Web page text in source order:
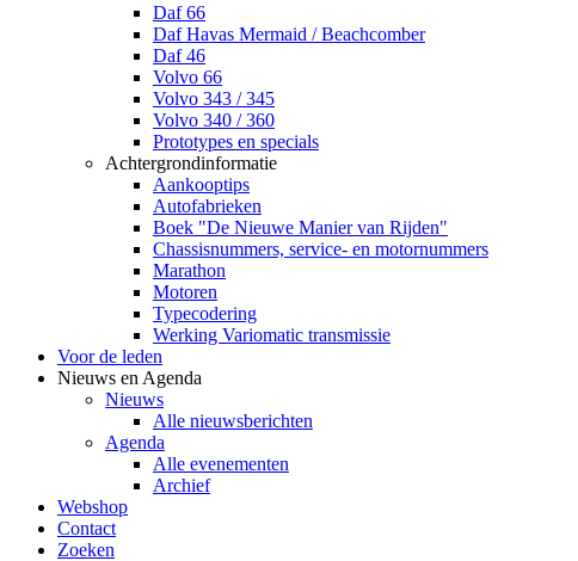
Daf 66
Daf Havas Mermaid / Beachcomber
Daf 46
Volvo 66
Volvo 343 / 345
Volvo 340 / 360
Prototypes en specials
Achtergrondinformatie
Aankooptips
Autofabrieken
Boek "De Nieuwe Manier van Rijden"
Chassisnummers, service- en motornummers
Marathon
Motoren
Typecodering
Werking Variomatic transmissie
Voor de leden
Nieuws en Agenda
Nieuws
Alle nieuwsberichten
Agenda
Alle evenementen
Archief
Webshop
Contact
Zoeken